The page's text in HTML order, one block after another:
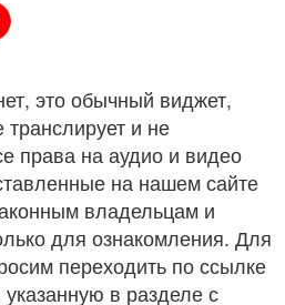
это обычный виджет,
транслирует и не
права на аудио и видео
на нашем сайте
владельцам и
для ознакомления. Для
переходить по ссылке
в разделе с